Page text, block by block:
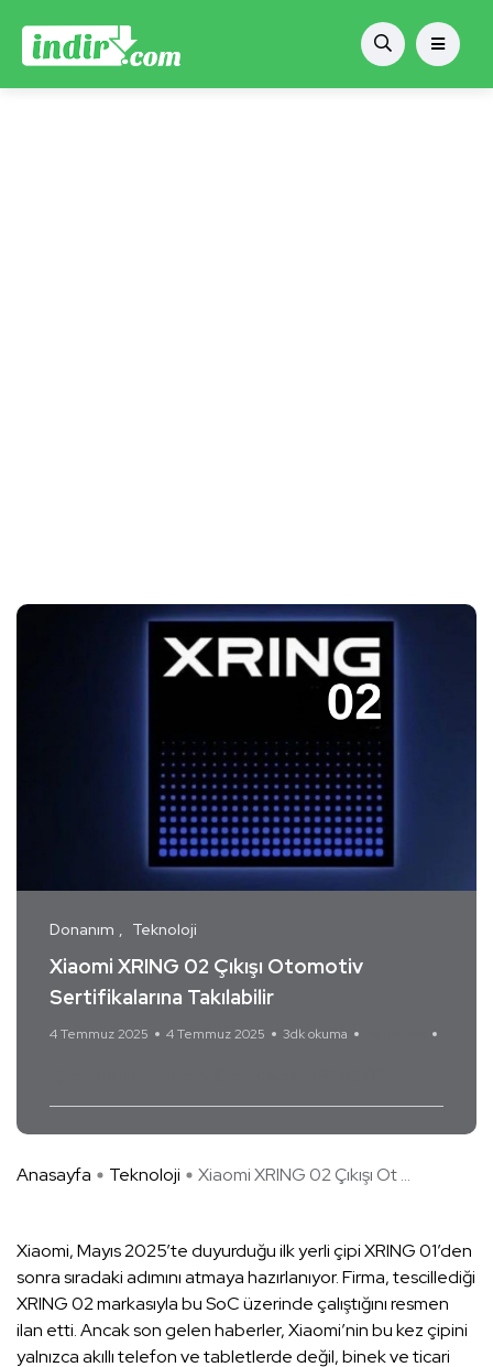
Donanım Teknoloji
Xiaomi XRING 02 Çıkışı Otomotiv
Sertifikalarına Takılabilir
4 Temmuz 2025 4 Temmuz 2025 3dk okuma
Anasayfa Teknoloji Xiaomi XRING 02 Çıkışı Ot ...
Xiaomi, Mayıs 2025’te duyurduğu ilk yerli çipi XRING 01’den
sonra sıradaki adımını atmaya hazırlanıyor. Firma, tescillediği
XRING 02 markasıyla bu SoC üzerinde çalıştığını resmen
ilan etti. Ancak son gelen haberler, Xiaomi’nin bu kez çipini
yalnızca akıllı telefon ve tabletlerde değil, binek ve ticari